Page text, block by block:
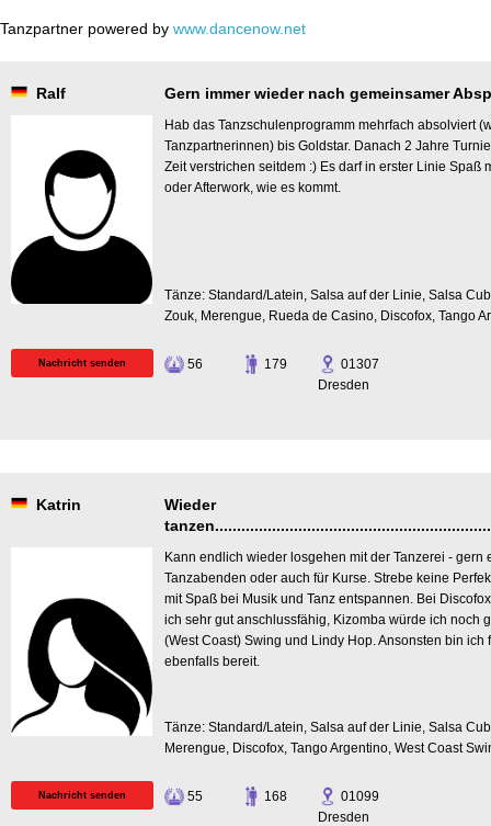
Tanzpartner powered by www.dancenow.net
Ralf Gern immer wieder nach gemeinsamer
Hab das Tanzschulenprogramm mehrfach absolviert
Tanzpartnerinnen) bis Goldstar. Danach 2 Jahre
Zeit verstrichen seitdem :) Es darf in erster Linie Spaß
oder Afterwork, wie es kommt.
Tänze: Standard/Latein, Salsa auf der Linie, Salsa
Zouk, Merengue, Rueda de Casino, Discofox, Tango
Nachricht senden 56 179
01307
Dresden
Katrin
Wieder
Kann endlich wieder losgehen mit der Tanzerei - gern
Tanzabenden oder auch für Kurse. Strebe keine
mit Spaß bei Musik und Tanz entspannen. Bei
ich sehr gut anschlussfähig, Kizomba würde ich noch
(West Coast) Swing und Lindy Hop. Ansonsten bin ich
ebenfalls bereit.
Tänze: Standard/Latein, Salsa auf der Linie, Salsa
Merengue, Discofox, Tango Argentino, West Coast
Nachricht senden 55 168
01099
Dresden